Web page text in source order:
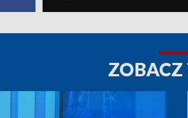
ZOBACZ